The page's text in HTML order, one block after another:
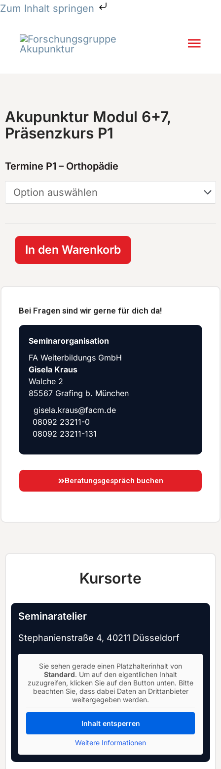
Zum Inhalt springen
Zum
Akupunktur Modul 6+7,
Präsenzkurs P1
Termine P1 – Orthopädie
Modul
6+7,
Präsenzkurs
P1
In den Warenkorb
Bei Fragen sind wir gerne für dich da!
Seminarorganisation
FA Weiterbildungs GmbH
Gisela Kraus
Walche 2
85567 Grafing b. München
gisela.kraus@facm.de
08092 23211-0
08092 23211-131
Beratungsgespräch buchen
Kursorte
Seminaratelier
Stephanienstraße 4, 40211 Düsseldorf
Sie sehen gerade einen Platzhalterinhalt von
Standard. Um auf den eigentlichen Inhalt
zuzugreifen, klicken Sie auf den Button unten. Bitte
beachten Sie, dass dabei Daten an Drittanbieter
weitergegeben werden.
Inhalt entsperren
Weitere Informationen